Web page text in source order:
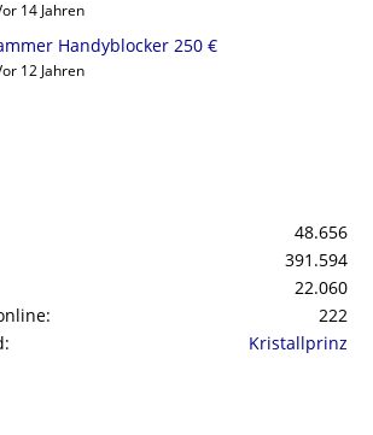
14 Jahren
Handyblocker 250 €
12 Jahren
48.656
391.594
22.060
222
Kristallprinz